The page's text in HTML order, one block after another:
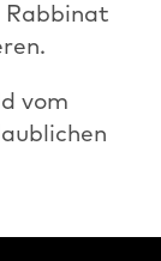
Rabbinat
vom